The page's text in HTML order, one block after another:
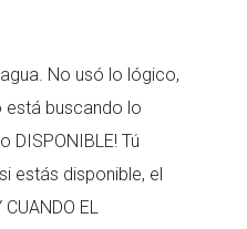
No usó lo lógico,
está buscando lo
DISPONIBLE! Tú
estás disponible, el
EL